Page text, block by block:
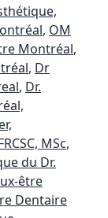
, OM
Montréal,
, Dr
, Dr.
MSc,
du Dr.
être
Dentaire